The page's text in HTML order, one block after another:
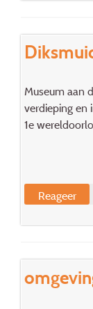
Museum aan
verdieping en
1e
Reageer